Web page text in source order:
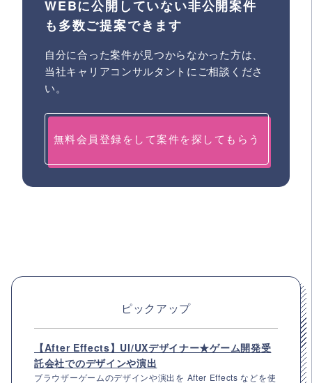
WEBに公開していない非公開案件
も多数ご提案できます
自分に合った案件が見つからなかった方は、
当社キャリアコンサルタントにご相談くださ
い。
無料会員登録をして案件を探してもらう
ピックアップ
【After Effects】UI/UXデザイナー★ゲーム開発受
託会社でのデザインや演出
ブラウザーゲームのデザインや演出を After Effects などを使